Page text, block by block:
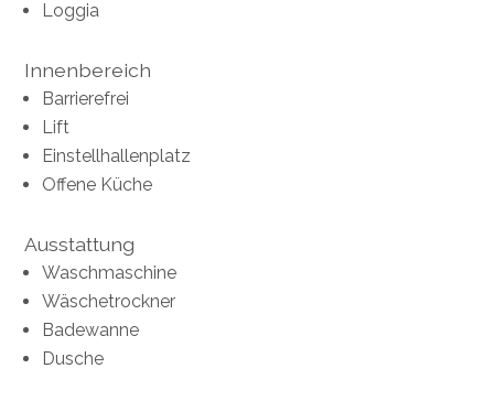
Loggia
Innenbereich
Barrierefrei
Lift
Einstellhallenplatz
Offene Küche
Ausstattung
Waschmaschine
Wäschetrockner
Badewanne
Dusche